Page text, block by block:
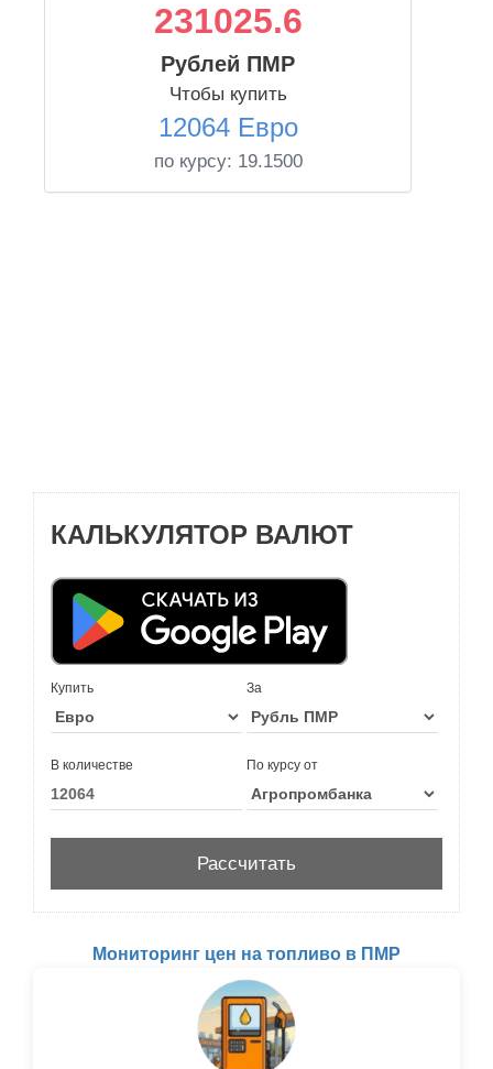
231025.6
Рублей ПМР
Чтобы купить
12064 Евро
по курсу: 19.1500
КАЛЬКУЛЯТОР ВАЛЮТ
Купить За
В количестве По курсу от
Мониторинг цен на топливо в ПМР